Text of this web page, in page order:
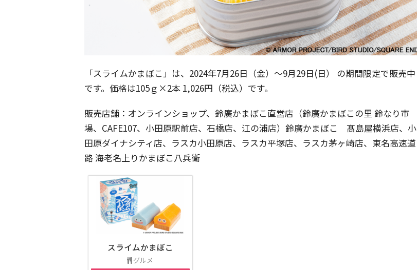
「スライムかまぼこ」は、2024年7月26日（金）～9月29日(日） の期間限定で販売中
です。価格は105ｇ×2本 1,026円（税込）です。
販売店舗：オンラインショップ、鈴廣かまぼこ直営店（鈴廣かまぼこの里 鈴なり市
場、CAFE107、小田原駅前店、石橋店、江の浦店）鈴廣かまぼこ 髙島屋横浜店、小
田原ダイナシティ店、ラスカ小田原店、ラスカ平塚店、ラスカ茅ヶ崎店、東名高速道
路 海老名上りかまぼこ八兵衛
スライムかまぼこ
グルメ